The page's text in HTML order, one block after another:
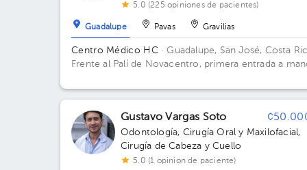
5.0 (225 opiniones de pacientes)
Guadalupe Pavas Gravilias
Centro Médico HC· Guadalupe, San José, Costa
Frente al Palí de Novacentro, primera entrada a
Gustavo Vargas Soto
Odontología, Cirugía Oral y Maxilofacial,
Cirugía de Cabeza y Cuello
5.0 (1 opinión de paciente)